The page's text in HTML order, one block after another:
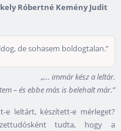
Róbertné Kemény Judit
de sohasem boldogtalan.”
„… immár kész a leltár.
– és ebbe más is belehalt már.”
e leltárt, készített-e mérleget?
tudta, hogy a